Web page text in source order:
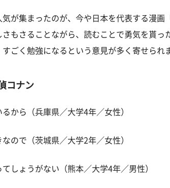
が集まったのが、今や日本を代表する漫画
さもさることながら、読むことで勇気を貰っ
ごく勉強になるという意見が多く寄せられ
コナン
るから（兵庫県／大学4年／女性）
なので（茨城県／大学2年／女性）
てしょうがない（熊本／大学4年／男性）